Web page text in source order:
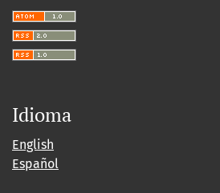
Idioma
English
Español